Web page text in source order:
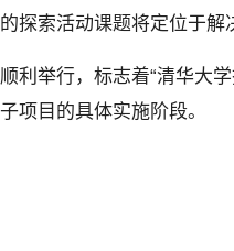
探索活动课题将定位于解
利举行，标志着“清华大
项目的具体实施阶段。